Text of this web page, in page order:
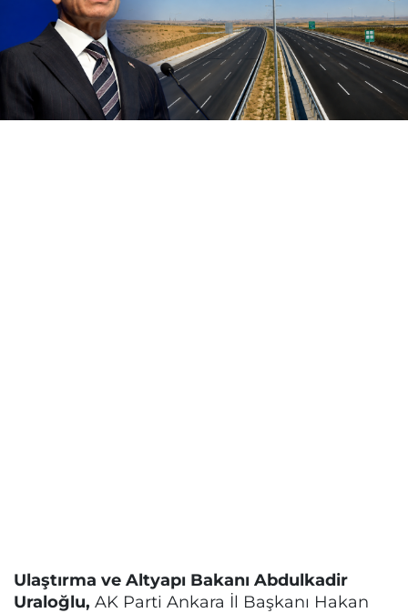
Ulaştırma ve Altyapı Bakanı Abdulkadir
Uraloğlu, AK Parti Ankara İl Başkanı Hakan